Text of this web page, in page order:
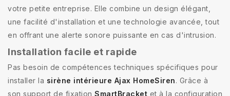
votre petite entreprise. Elle combine un design élégant,
une facilité d'installation et une technologie avancée, tout
en offrant une alerte sonore puissante en cas d'intrusion.
Installation facile et rapide
Pas besoin de compétences techniques spécifiques pour
installer la sirène intérieure Ajax HomeSiren. Grâce à
son support de fixation SmartBracket et à la configuration